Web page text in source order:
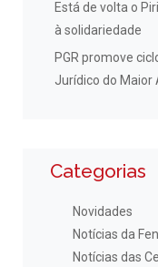
Está de volta o
à solidariedade
PGR promove
Jurídico do Maior
Categorias
Novidades
Notícias da
Notícias das